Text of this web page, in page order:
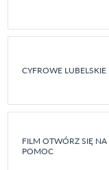
CYFROWE LUBELSKIE
FILM OTWÓRZ SIĘ NA
POMOC